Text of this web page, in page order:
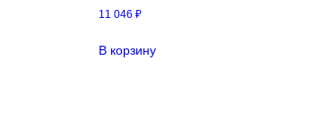
11 046 ₽
В корзину